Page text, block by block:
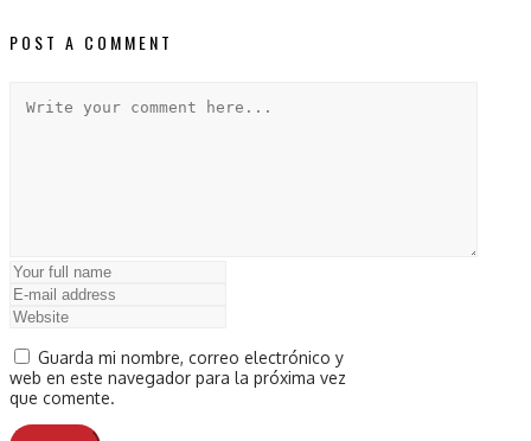
POST A COMMENT
Guarda mi nombre, correo electrónico y
web en este navegador para la próxima vez
que comente.